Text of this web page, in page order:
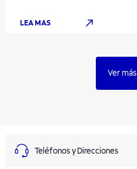
LEA MAS
Ver más
Teléfonos y Direcciones